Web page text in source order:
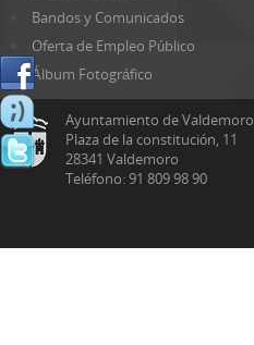
Bandos y Comunicados
Oferta de Empleo Público
Álbum Fotográfico
Ayuntamiento de Valdemoro
Plaza de la constitución, 11
28341 Valdemoro
Teléfono: 91 809 98 90